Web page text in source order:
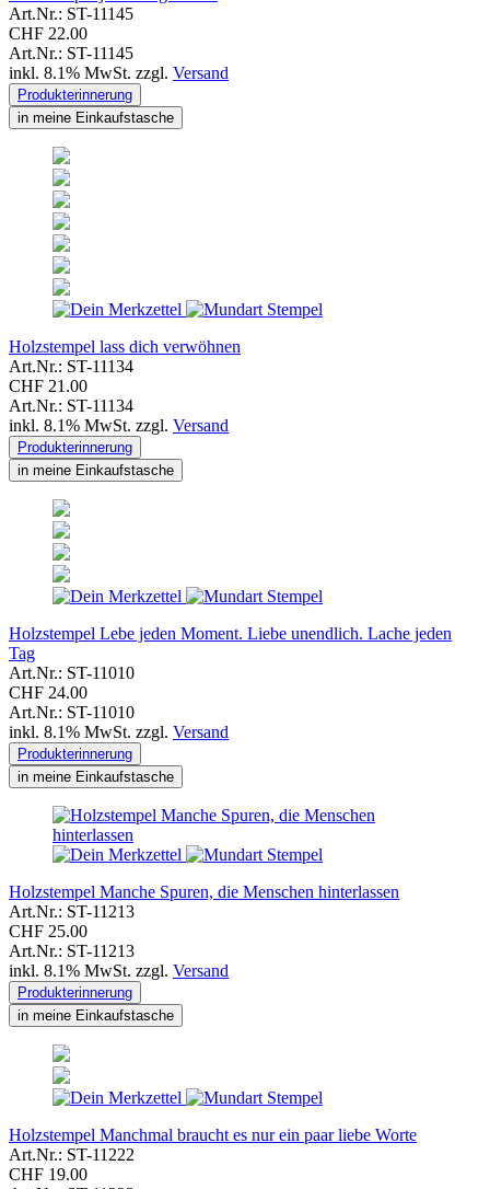
Art.Nr.: ST-11145
CHF 22.00
Art.Nr.: ST-11145
inkl. 8.1% MwSt. zzgl. Versand
Produkterinnerung
in meine Einkaufstasche
Holzstempel lass dich verwöhnen
Art.Nr.: ST-11134
CHF 21.00
Art.Nr.: ST-11134
inkl. 8.1% MwSt. zzgl. Versand
Produkterinnerung
in meine Einkaufstasche
Holzstempel Lebe jeden Moment. Liebe unendlich. Lache jeden
Tag
Art.Nr.: ST-11010
CHF 24.00
Art.Nr.: ST-11010
inkl. 8.1% MwSt. zzgl. Versand
Produkterinnerung
in meine Einkaufstasche
Holzstempel Manche Spuren, die Menschen hinterlassen
Art.Nr.: ST-11213
CHF 25.00
Art.Nr.: ST-11213
inkl. 8.1% MwSt. zzgl. Versand
Produkterinnerung
in meine Einkaufstasche
Holzstempel Manchmal braucht es nur ein paar liebe Worte
Art.Nr.: ST-11222
CHF 19.00